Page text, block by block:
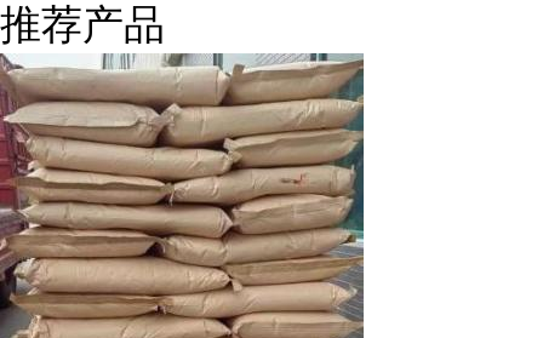
推荐产品